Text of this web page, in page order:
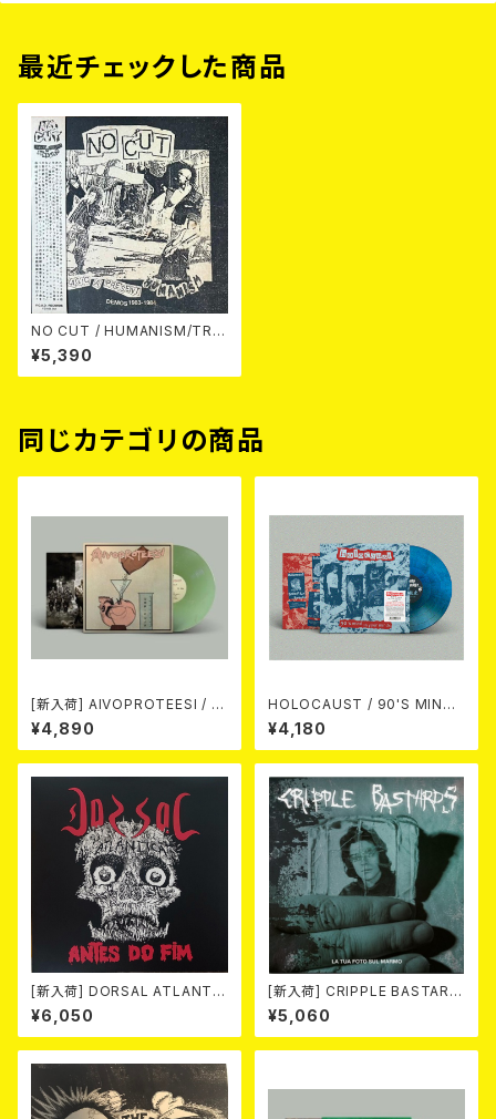
最近チェックした商品
NO CUT / HUMANISM/TRA
GIC A PRESENT - DEMO 19
83-1984 (LP)
¥5,390
同じカテゴリの商品
[新入荷] AIVOPROTEESI / U
MPIKUJA (LP / LTD.100 DIE
-HARD COKE BOTTLE GRE
EN VINYL) (ITA / F.O.A.D.)
¥4,890
HOLOCAUST / 90'S MIND I
N YOUR MINDS (※LTD.150
SWIRL BLUE VINYL)
¥4,180
[新入荷] DORSAL ATLANTIC
A / ANTES DO FIM -40th an
niversary edition- (LP/LTD.
100 DIE-HARD MARBLE VIN
¥6,050
[新入荷] CRIPPLE BASTARD
S / LA TUA FOTO SUL MAR
MO (LTD.150 DIE-HARD MA
RBLE VINYL LP)
¥5,060